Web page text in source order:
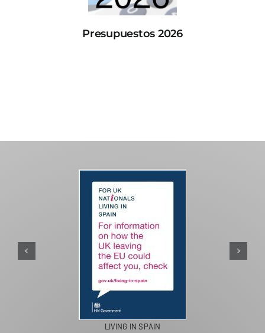
Presupuestos 2026
LIVING IN SPAIN